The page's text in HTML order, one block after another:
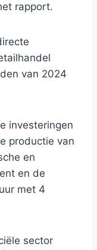
rapport.
van 2024
investeringen
productie van
en
en de
met 4
sector